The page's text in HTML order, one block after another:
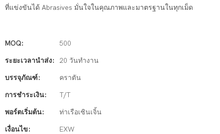
ที่แข่งขันได้ Abrasives มั่นใจในคุณภาพและมาตรฐานในทุกเม็ด
MOQ: 500
ระยะเวลานำส่ง: 20 วันทำงาน
บรรจุภัณฑ์: คราตัน
การชำระเงิน: T/T
พอร์ตเริ่มต้น: ท่าเรือเซินเจิ้น
เงื่อนไข: EXW